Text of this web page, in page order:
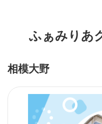
ふぁみりあ
相模大野